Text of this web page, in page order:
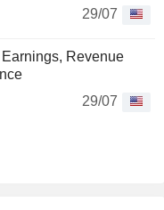
29/07
Revenue
29/07